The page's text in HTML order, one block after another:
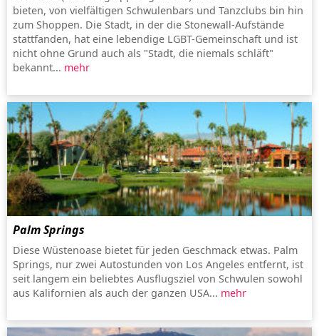
bieten, von vielfältigen Schwulenbars und Tanzclubs bin hin
zum Shoppen. Die Stadt, in der die Stonewall-Aufstände
stattfanden, hat eine lebendige LGBT-Gemeinschaft und ist
nicht ohne Grund auch als "Stadt, die niemals schläft"
bekannt... mehr
Palm Springs
Diese Wüstenoase bietet für jeden Geschmack etwas. Palm
Springs, nur zwei Autostunden von Los Angeles entfernt, ist
seit langem ein beliebtes Ausflugsziel von Schwulen sowohl
aus Kalifornien als auch der ganzen USA... mehr